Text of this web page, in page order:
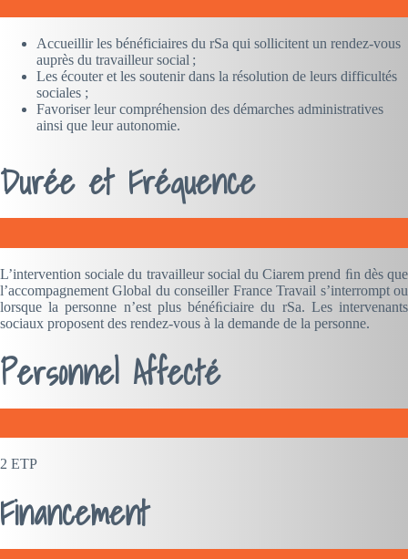
Accueillir les bénéficiaires du rSa qui sollicitent un rendez-vous
auprès du travailleur social ;
Les écouter et les soutenir dans la résolution de leurs difficultés
sociales ;
Favoriser leur compréhension des démarches administratives
ainsi que leur autonomie.
Durée et Fréquence
L’intervention sociale du travailleur social du Ciarem prend ﬁn dès que
l’accompagnement Global du conseiller France Travail s’interrompt ou
lorsque la personne n’est plus bénéﬁciaire du rSa. Les intervenants
sociaux proposent des rendez-vous à la demande de la personne.
Personnel Affecté
2 ETP
Financement